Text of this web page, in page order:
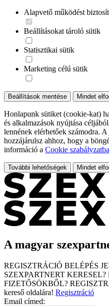
Alapvető működést
Beállításokat tároló sütik
Statisztikai sütik
Marketing célú sütik
Beállítások mentése Mindet
Honlapunk sütiket (cookie-kat)
és alkalmazások nyújtása
lennének elérhetőek számodra.
hozzájárulsz ahhoz, hogy a
információ a Cookie
További lehetőségek Mindet
A magyar
REGISZTRÁCIÓ BELÉPÉS
SZEXPARTNERT KERESEL?
FIZETŐSÖKBŐL?
kereső oldalára! Regisztráció
Email címed: